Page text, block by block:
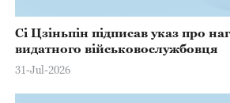
Сі Цзіньпін підписав указ про
видатного військовослужбовця
31-Jul-2026